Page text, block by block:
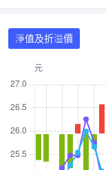
淨值及折溢價